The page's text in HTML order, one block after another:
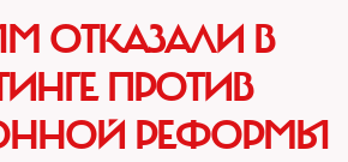
ОТКАЗАЛИ В
ПРОТИВ
РЕФОРМЫ